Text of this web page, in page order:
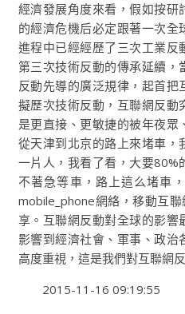
經濟發展角度來看，假如按研
的經濟危機后必定跟著一次
進程中已經經歷了三次工業
第三次技術反動的傳承延續
反動先導的廣泛規律，起首
擬歷次技術反動，互聯網反動
是更直接、更敏捷的被年夜
從天津到北京的路上來堵車，
一片人，我看了看，大要80%
不著急等車，路上這么堵車
mobile_phone網絡，移動互
享。互聯網反動對全球的影響
影響到經濟社會、軍事、政治
高度重視，這是我們對互聯網
2015-11-16 09:19:55